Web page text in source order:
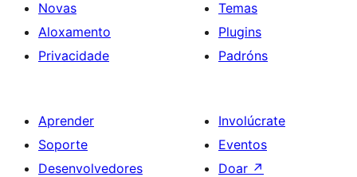
Novas
Aloxamento
Privacidade
Temas
Plugins
Padróns
Aprender
Soporte
Desenvolvedores
Involúcrate
Eventos
Doar ↗